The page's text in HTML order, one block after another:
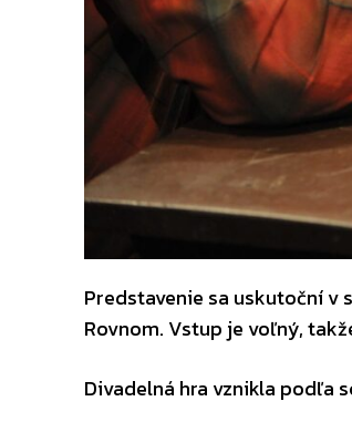
Predstavenie sa uskutoční v
Rovnom. Vstup je voľný,
Divadelná hra vznikla podľa